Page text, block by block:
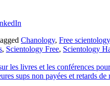
Chanology, Free
, Scientology Free, Scientology
les livres et les conférences
sups non payées et retards